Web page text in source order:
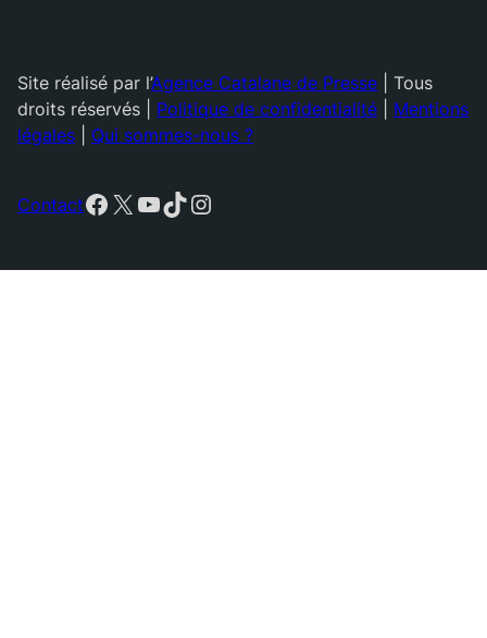
Site réalisé par l’Agence Catalane de Presse | Tous
droits réservés | Politique de confidentialité
Mentions
légales
Qui sommes-nous ?
ContactFacebook
X YouTube
TikTok
Instagram